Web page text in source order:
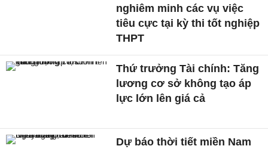
nghiêm minh các vụ việc
tiêu cực tại kỳ thi tốt nghiệp
THPT
Thứ trưởng Tài chính: Tăng
lương cơ sở không tạo áp
lực lớn lên giá cả
Dự báo thời tiết miền Nam